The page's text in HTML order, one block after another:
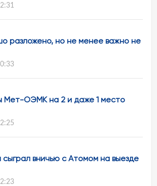
разложено, но не менее важно не
Мет-ОЭМК на 2 и даже 1 место
вничью с Атомом на выезде